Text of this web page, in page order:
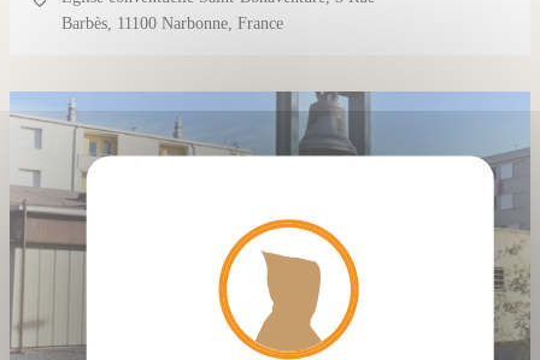
Barbès, 11100 Narbonne, France